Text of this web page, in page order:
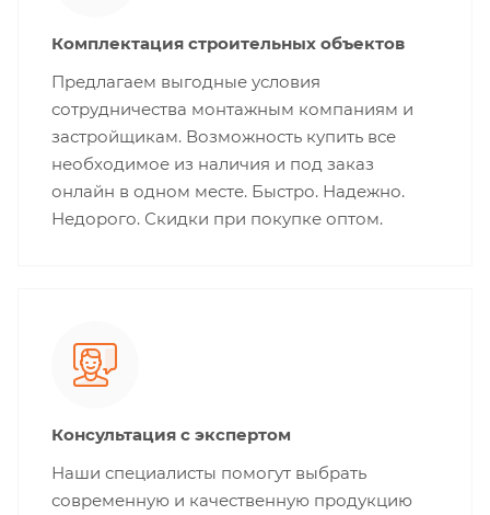
Комплектация строительных объектов
Предлагаем выгодные условия
сотрудничества монтажным компаниям и
застройщикам. Возможность купить все
необходимое из наличия и под заказ
онлайн в одном месте. Быстро. Надежно.
Недорого. Скидки при покупке оптом.
Консультация с экспертом
Наши специалисты помогут выбрать
современную и качественную продукцию